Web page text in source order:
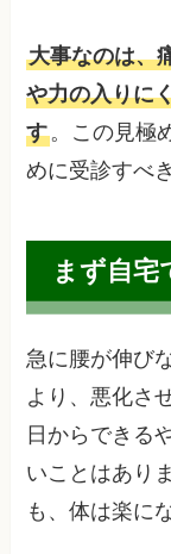
大事なのは、
や力の入りに
す。この見極
めに受診すべ
まず自
急に腰が伸び
より、悪化さ
日からできる
いことはあり
も、体は楽に